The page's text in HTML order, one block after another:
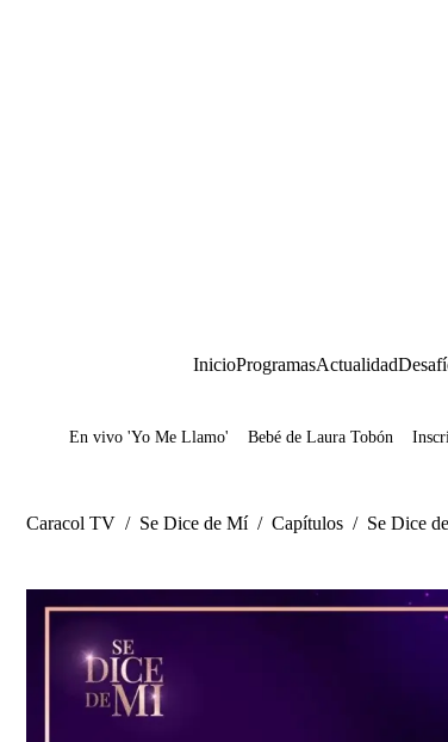
InicioProgramasActualidad
Juegos
En vivo 'Yo Me Llamo' Bebé de Laura Tobón
Caracol TV / Se Dice de Mí / Capítulos / Se Dice